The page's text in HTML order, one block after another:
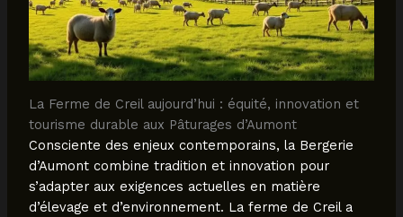
La Ferme de Creil aujourd’hui : équité, innovation et
tourisme durable aux Pâturages d’Aumont
Consciente des enjeux contemporains, la Bergerie
d’Aumont combine tradition et innovation pour
s’adapter aux exigences actuelles en matière
d’élevage et d’environnement. La ferme de Creil a